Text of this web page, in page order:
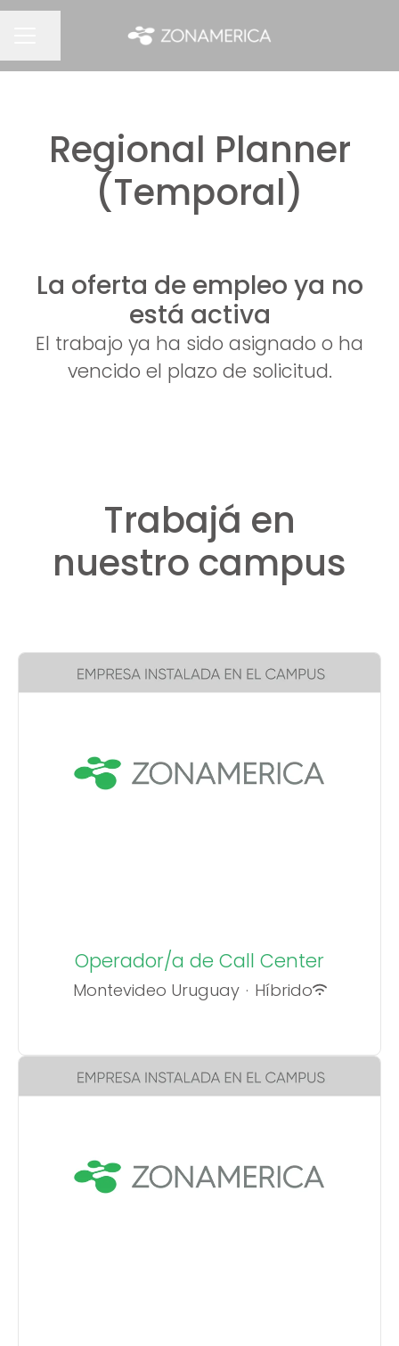
Compartir página
Regional Planner
(Temporal)
La oferta de empleo ya no
está activa
El trabajo ya ha sido asignado o ha
vencido el plazo de solicitud.
Trabajá en
nuestro campus
Operador/a de Call Center
Montevideo Uruguay · Híbrido